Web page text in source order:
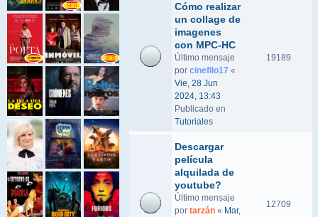
Cómo realizar
un collage de
imagenes
con MPC-HC
Último mensaje
por cinefilo17 «
Vie, 28 Jun
2024, 13:43
Publicado en
Tutoriales
19189
Descargar
película
alquilada de
youtube?
Último mensaje
por tarzán « Mar,
12709